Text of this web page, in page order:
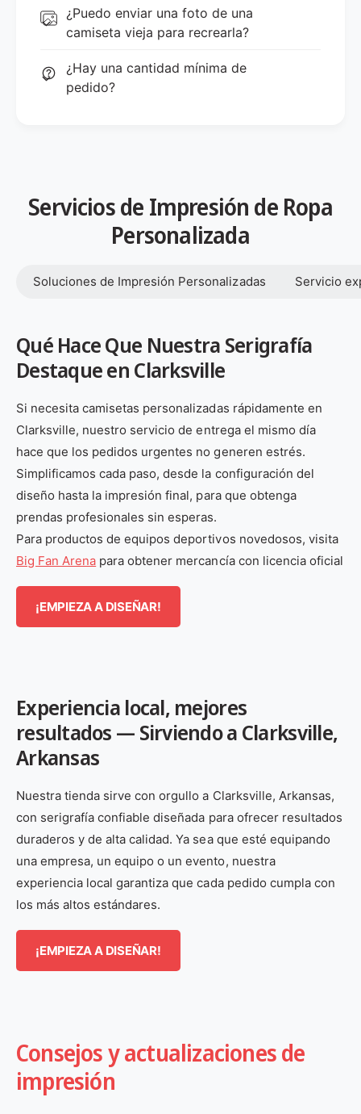
¿Puedo enviar una foto de una
camiseta vieja para recrearla?
¿Hay una cantidad mínima de
pedido?
Servicios de Impresión de Ropa
Personalizada
Soluciones de Impresión Personalizadas Servicio
Qué Hace Que Nuestra Serigrafía
Destaque en Clarksville
Si necesita camisetas personalizadas rápidamente en
Clarksville, nuestro servicio de entrega el mismo día
hace que los pedidos urgentes no generen estrés.
Simplificamos cada paso, desde la configuración del
diseño hasta la impresión final, para que obtenga
prendas profesionales sin esperas.
Para productos de equipos deportivos novedosos, visita
Big Fan Arena para obtener mercancía con licencia oficial
¡EMPIEZA A DISEÑAR!
Experiencia local, mejores
resultados — Sirviendo a Clarksville,
Arkansas
Nuestra tienda sirve con orgullo a Clarksville, Arkansas,
con serigrafía confiable diseñada para ofrecer resultados
duraderos y de alta calidad. Ya sea que esté equipando
una empresa, un equipo o un evento, nuestra
experiencia local garantiza que cada pedido cumpla con
los más altos estándares.
¡EMPIEZA A DISEÑAR!
Consejos y actualizaciones de
impresión